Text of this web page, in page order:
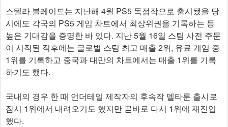
스텔라 블레이드는 지난해 4월 PS5 독점작으로 출시됐을 당
시에도 각국의 PS5 게임 차트에서 최상위권을 기록하는 등
높은 기대감을 증명한 바 있다. 지난 5월 16일 스팀 사전 주문
이 시작된 직후에는 글로벌 스팀 최고 매출 2위, 유료 게임 중
1위를 기록하고 중국과 대만의 차트에서는 매출 1위를 기록
하기도 했다.
국내의 경우 한 때 언더테일 제작자의 후속작 델타룬 출시로
잠시 1위에서 내려오기도 했지만 곧바로 다시 1위에 재진입
했다.